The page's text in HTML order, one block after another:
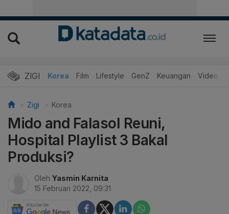
ZIGI
Hits Korea Film Lifestyle GenZ Keuangan Video
Zigi Korea
Mido and Falasol Reuni,
Hospital Playlist 3 Bakal
Produksi?
Oleh Yasmin Karnita
15 Februari 2022, 09:31